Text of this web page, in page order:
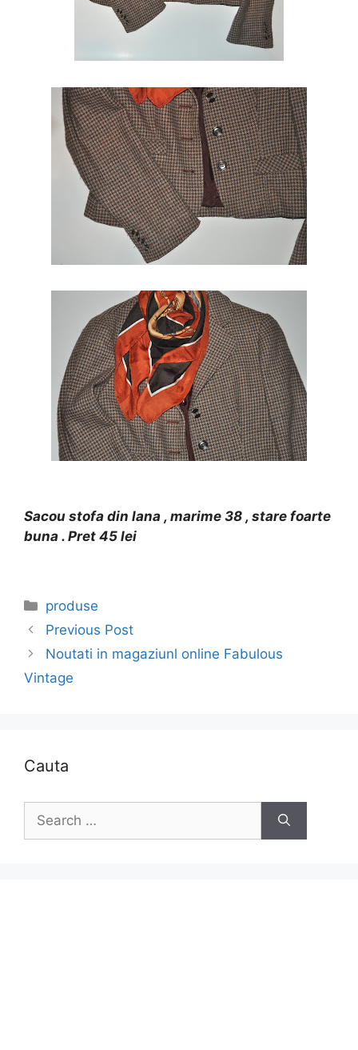
Sacou stofa din lana , marime 38 , stare foarte
buna . Pret 45 lei
Categories
produse
Previous Post
Noutati in magaziunl online Fabulous
Vintage
Cauta
Search
for: